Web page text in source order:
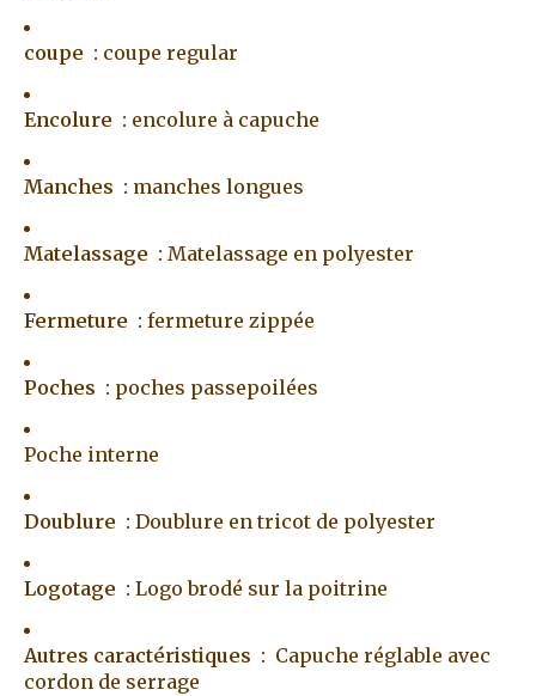
coupe : coupe regular
Encolure : encolure à capuche
Manches : manches longues
Matelassage : Matelassage en polyester
Fermeture : fermeture zippée
Poches : poches passepoilées
Poche interne
Doublure : Doublure en tricot de polyester
Logotage : Logo brodé sur la poitrine
Autres caractéristiques : Capuche réglable avec
cordon de serrage